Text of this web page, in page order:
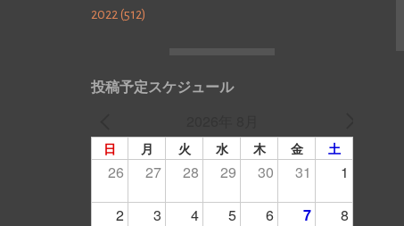
2022 (512)
投稿予定スケジュール
日 月 火 水 木 金 土
26 27 28 29 30 31 1
2 3 4 5 6 7 8